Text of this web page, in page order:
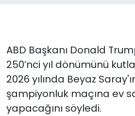
ABD Başkanı Donald
250’nci yıl dönümünü
2026 yılında Beyaz
şampiyonluk maçına ev
yapacağını söyledi.